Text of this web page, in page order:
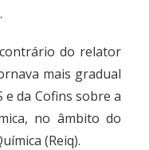
do relator
mais gradual
da Cofins sobre a
no âmbito do
(Reiq).